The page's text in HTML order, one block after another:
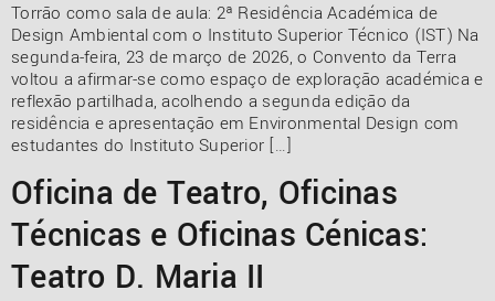
Torrão como sala de aula: 2ª Residência Académica de
Design Ambiental com o Instituto Superior Técnico (IST) Na
segunda-feira, 23 de março de 2026, o Convento da Terra
voltou a afirmar-se como espaço de exploração académica e
reflexão partilhada, acolhendo a segunda edição da
residência e apresentação em Environmental Design com
estudantes do Instituto Superior […]
Oficina de Teatro, Oficinas
Técnicas e Oficinas Cénicas:
Teatro D. Maria II